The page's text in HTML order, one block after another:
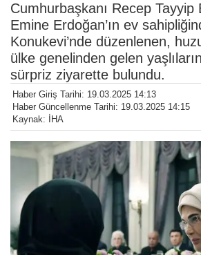
Cumhurbaşkanı Recep Tayyip
Emine Erdoğan’ın ev
Konukevi’nde düzenlenen,
ülke genelinden gelen
sürpriz ziyarette bulundu.
Haber Giriş Tarihi: 19.03.2025 14:13
Haber Güncellenme Tarihi: 19.03.2025 14:15
Kaynak: İHA